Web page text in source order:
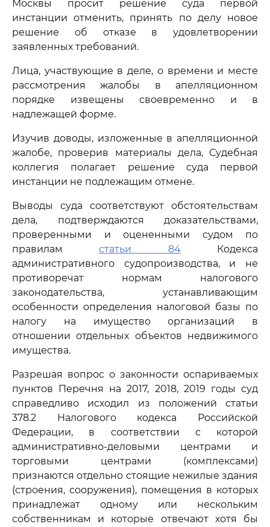
Москвы просит решение суда первой
инстанции отменить, принять по делу новое
решение об отказе в удовлетворении
заявленных требований.
Лица, участвующие в деле, о времени и месте
рассмотрения жалобы в апелляционном
порядке извещены своевременно и в
надлежащей форме.
Изучив доводы, изложенные в апелляционной
жалобе, проверив материалы дела, Судебная
коллегия полагает решение суда первой
инстанции не подлежащим отмене.
Выводы суда соответствуют обстоятельствам
дела, подтверждаются доказательствами,
проверенными и оцененными судом по
правиламстатьи 84Кодекса
административного судопроизводства, и не
противоречат нормам налогового
законодательства, устанавливающим
особенности определения налоговой базы по
налогу на имущество организаций в
отношении отдельных объектов недвижимого
имущества.
Разрешая вопрос о законности оспариваемых
пунктов Перечня на 2017, 2018, 2019 годы суд
справедливо исходил из положений статьи
378.2 Налогового кодекса Российской
Федерации, в соответствии с которой
административно-деловыми центрами и
торговыми центрами (комплексами)
признаются отдельно стоящие нежилые здания
(строения, сооружения), помещения в которых
принадлежат одному или нескольким
собственникам и которые отвечают хотя бы